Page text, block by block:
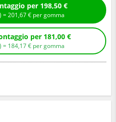
Compra con montaggio per 198,50 €
) =201,67€ per gomma
Compra senza montaggio per 181,00 €
) = 184,17€ per gomma